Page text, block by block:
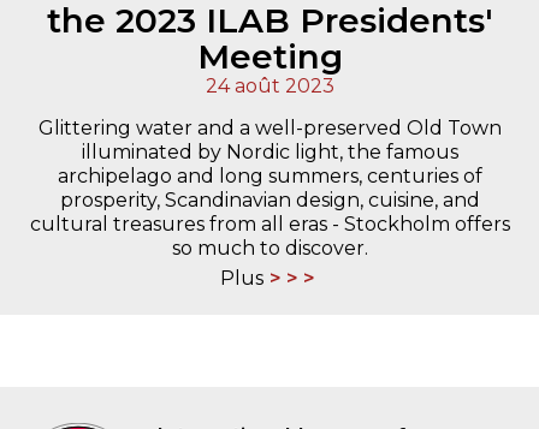
the 2023 ILAB Presidents'
Meeting
24 août 2023
Glittering water and a well-preserved Old Town
illuminated by Nordic light, the famous
archipelago and long summers, centuries of
prosperity, Scandinavian design, cuisine, and
cultural treasures from all eras - Stockholm offers
so much to discover.
Plus